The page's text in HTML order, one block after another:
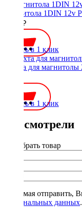
Магнитола 1DIN 12v
2500 ₽
Купить в 1 клик
Шахта для магнитолы
Купить в 1 клик
Вы смотрели
Подобрать товар
Нажимая отправить,
персональных данных.